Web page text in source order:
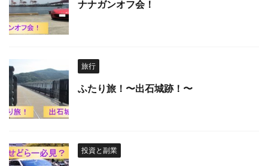
ナナガンオフ会！
旅行
ふたり旅！〜出石城跡！〜
投資と副業